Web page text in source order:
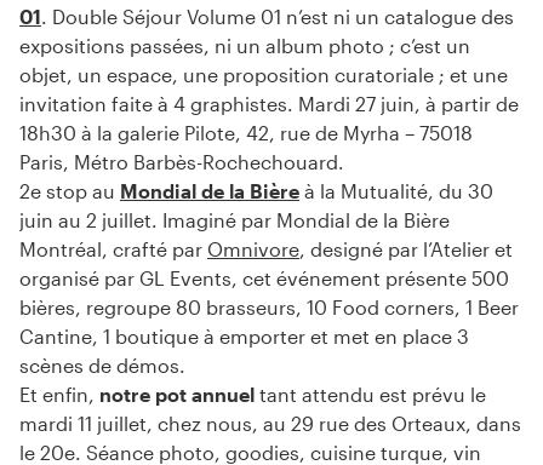
01. Double Séjour Volume 01 n’est ni un catalogue des
expositions passées, ni un album photo ; c’est un
objet, un espace, une proposition curatoriale ; et une
invitation faite à 4 graphistes. Mardi 27 juin, à partir de
18h30 à la galerie Pilote, 42, rue de Myrha – 75018
Paris, Métro Barbès-Rochechouard.
2e stop au Mondial de la Bière à la Mutualité, du 30
juin au 2 juillet. Imaginé par Mondial de la Bière
Montréal, crafté par Omnivore, designé par l’Atelier et
organisé par GL Events, cet événement présente 500
bières, regroupe 80 brasseurs, 10 Food corners, 1 Beer
Cantine, 1 boutique à emporter et met en place 3
scènes de démos.
Et enfin, notre pot annuel tant attendu est prévu le
mardi 11 juillet, chez nous, au 29 rue des Orteaux, dans
le 20e. Séance photo, goodies, cuisine turque, vin